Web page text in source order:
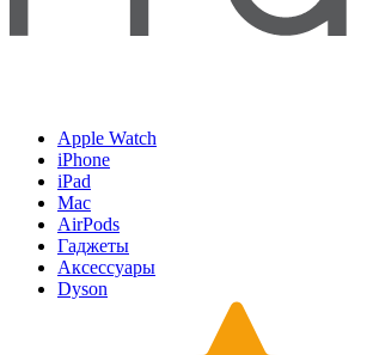
Apple Watch
iPhone
iPad
Mac
AirPods
Гаджеты
Аксессуары
Dyson